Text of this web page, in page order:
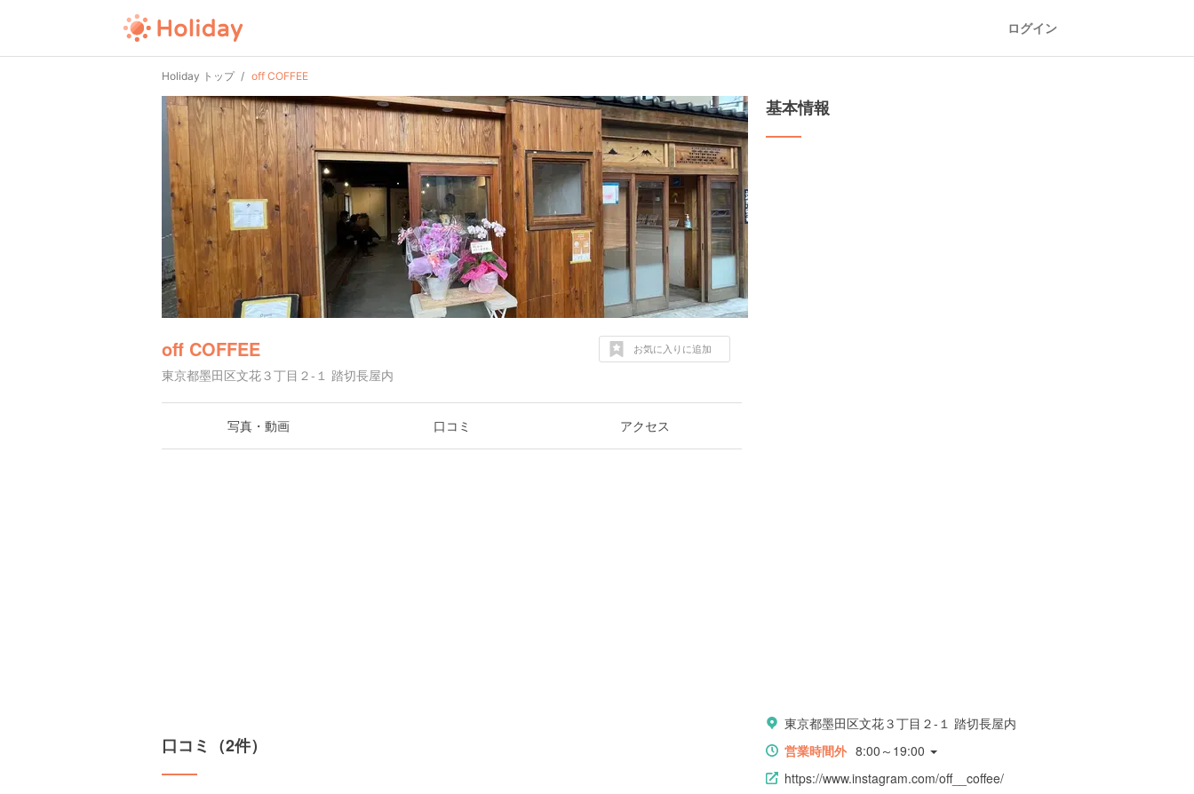
ログイン
Holiday トップ off COFFEE
off COFFEE
東京都墨田区文花３丁目２-１ 踏切長屋内
お気に入りに追加
写真・動画 口コミ アクセス
口コミ（2件）
基本情報
東京都墨田区文花３丁目２-１ 踏切長屋内
営業時間外 8:00～19:00
https://www.instagram.com/off__coffee/